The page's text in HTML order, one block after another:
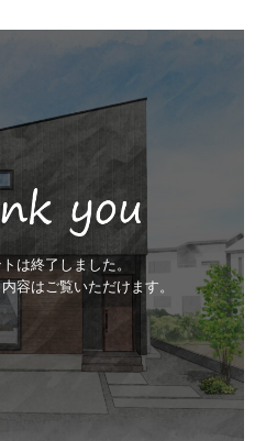
は終了しました。
容はご覧いただけます。